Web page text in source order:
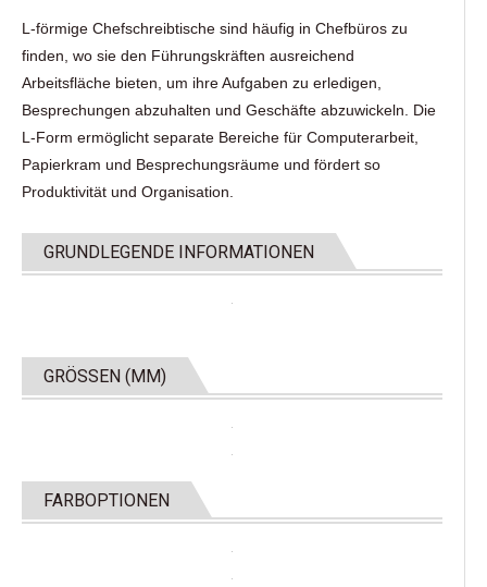
L-förmige Chefschreibtische sind häufig in Chefbüros zu
finden, wo sie den Führungskräften ausreichend
Arbeitsfläche bieten, um ihre Aufgaben zu erledigen,
Besprechungen abzuhalten und Geschäfte abzuwickeln. Die
L-Form ermöglicht separate Bereiche für Computerarbeit,
Papierkram und Besprechungsräume und fördert so
Produktivität und Organisation.
GRUNDLEGENDE INFORMATIONEN
GRÖSSEN (MM)
FARBOPTIONEN